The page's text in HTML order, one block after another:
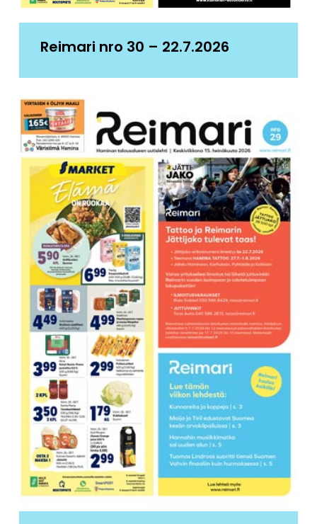
Reimari nro 30 – 22.7.2026